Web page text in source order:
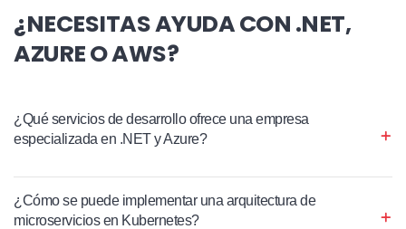
¿NECESITAS AYUDA CON .NET,
AZURE O AWS?
¿Qué servicios de desarrollo ofrece una empresa
especializada en .NET y Azure?
¿Cómo se puede implementar una arquitectura de
microservicios en Kubernetes?